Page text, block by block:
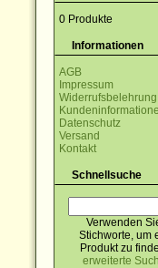
0 Produkte
Informationen
AGB
Impressum
Widerrufsbelehrung
Datenschutz
Versand
Kontakt
Schnellsuche
Verwenden
Stichworte, um
Produkt zu
erweiterte